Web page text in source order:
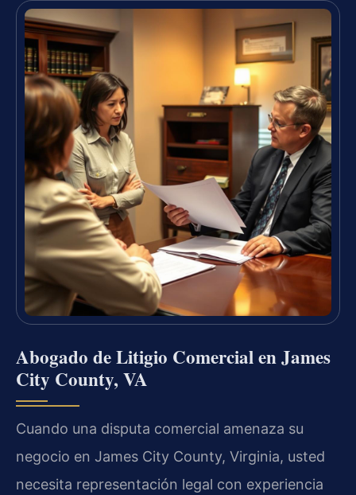
Abogado de Litigio Comercial en James
City County, VA
Cuando una disputa comercial amenaza su
negocio en James City County, Virginia, usted
necesita representación legal con experiencia